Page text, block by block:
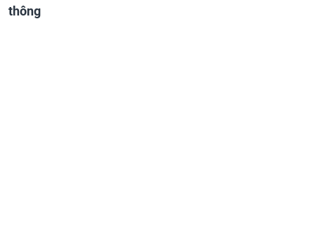
thông